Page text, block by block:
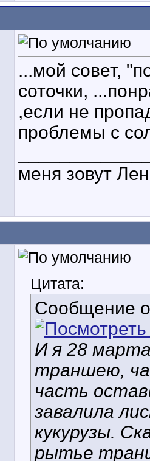
...мой совет,
соточки,
,если не
проблемы с
меня зовут
Цитата:
Сообщение
И я 28
траншею,
часть
завалила
кукурузы.
рытье